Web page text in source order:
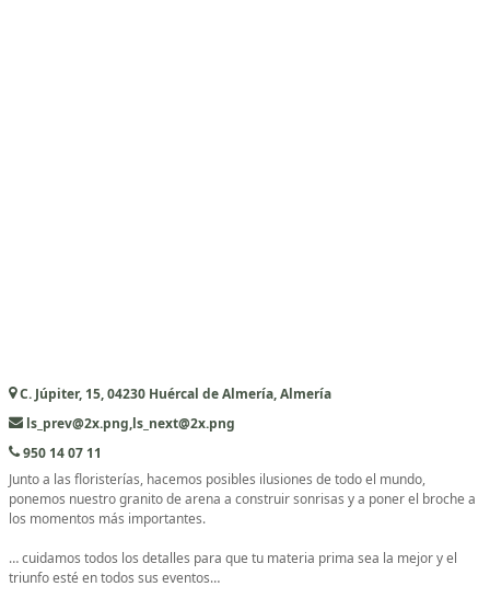
C. Júpiter, 15, 04230 Huércal de Almería, Almería
ls_prev@2x.png,ls_next@2x.png
950 14 07 11
Junto a las floristerías, hacemos posibles ilusiones de todo el mundo,
ponemos nuestro granito de arena a construir sonrisas y a poner el broche a
los momentos más importantes.
… cuidamos todos los detalles para que tu materia prima sea la mejor y el
triunfo esté en todos sus eventos…